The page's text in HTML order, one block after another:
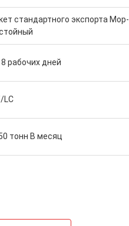
стандартного экспорта Мор-
рабочих дней
LC
тонн В месяц